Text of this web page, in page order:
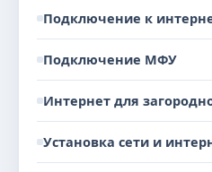
Подключение к
Подключение МФУ
Интернет для
Установка сети и